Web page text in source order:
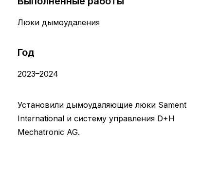
Люки дымоудаления
Год
2023–2024
Установили дымоудаляющие люки Sament
International и систему управления D+H
Mechatronic AG.